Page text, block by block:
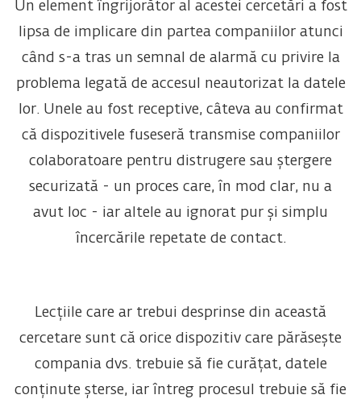
Un element îngrijorător al acestei cercetări a fost
lipsa de implicare din partea companiilor atunci
când s-a tras un semnal de alarmă cu privire la
problema legată de accesul neautorizat la datele
lor. Unele au fost receptive, câteva au confirmat
că dispozitivele fuseseră transmise companiilor
colaboratoare pentru distrugere sau ștergere
securizată - un proces care, în mod clar, nu a
avut loc - iar altele au ignorat pur și simplu
încercările repetate de contact.
Lecțiile care ar trebui desprinse din această
cercetare sunt că orice dispozitiv care părăsește
compania dvs. trebuie să fie curățat, datele
conținute șterse, iar întreg procesul trebuie să fie